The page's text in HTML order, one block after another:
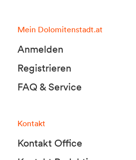
Mein Dolomitenstadt.at
Anmelden
Registrieren
FAQ & Service
Kontakt
Kontakt Office